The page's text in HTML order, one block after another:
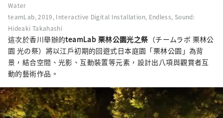
Water
teamLab, 2019, Interactive Digital Installation, Endless, Sound:
Hideaki Takahashi
這次於香川舉辦的teamLab 栗林公園光之祭 （チームラボ 栗林公
園 光の祭）將以江戶初期的回遊式日本庭園「栗林公園」為背
景，結合空間、光影、互動裝置等元素，設計出八項與觀賞者互
動的藝術作品。